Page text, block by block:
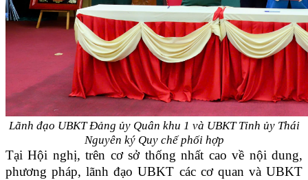
Lãnh đạo UBKT Đảng ủy Quân khu 1 và UBKT Tỉnh ủy Thái
Nguyên ký Quy chế phối hợp
Tại Hội nghị, trên cơ sở thống nhất cao về nội dung,
phương pháp, lãnh đạo UBKT các cơ quan và UBKT